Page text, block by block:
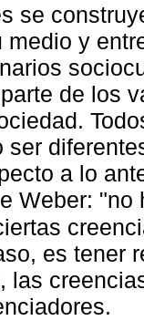
se
medio y
de los
ser
a lo
Weber:
es tener
las